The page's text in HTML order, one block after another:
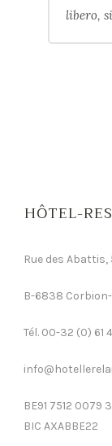
libero,
HÔTEL-
Rue des Abattis,
B-6838
Tél. 00-32 (0) 61
BE91 7512 0079
BIC AXABBE22